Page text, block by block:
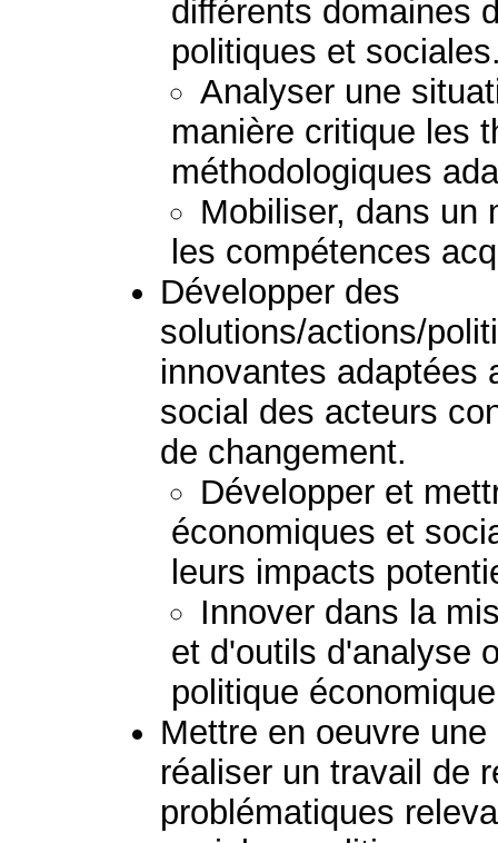
différents domaines
politiques et
Analyser une
manière critique les
méthodologiques
Mobiliser, dans un
les compétences
Développer des
solutions/actions/
innovantes adaptées
social des acteurs
de changement.
Développer et
économiques et
leurs impacts
Innover dans la
et d'outils d'analyse
politique
Mettre en oeuvre
réaliser un travail de
problématiques